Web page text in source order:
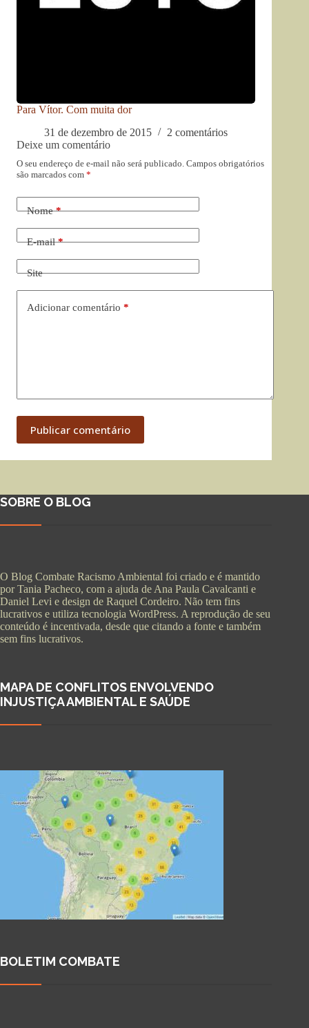
Para Vítor. Com muita dor
31 de dezembro de 2015
2 comentários
Deixe um comentário
O seu endereço de e-mail não será publicado. Campos obrigatórios
são marcados com *
Nome*
E-mail*
Site
Adicionar comentário *
Publicar comentário
SOBRE O BLOG
O Blog Combate Racismo Ambiental foi criado e é mantido
por Tania Pacheco, com a ajuda de Ana Paula Cavalcanti e
Daniel Levi e design de Raquel Cordeiro. Não tem fins
lucrativos e utiliza tecnologia WordPress. A reprodução de seu
conteúdo é incentivada, desde que citando a fonte e também
sem fins lucrativos.
MAPA DE CONFLITOS ENVOLVENDO
INJUSTIÇA AMBIENTAL E SAÚDE
BOLETIM COMBATE